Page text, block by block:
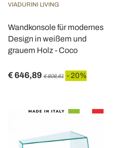
VIADURINI LIVING
Wandkonsole für modernes
Design in weißem und
grauem Holz - Coco
€ 646,89 € 808,61 - 20%